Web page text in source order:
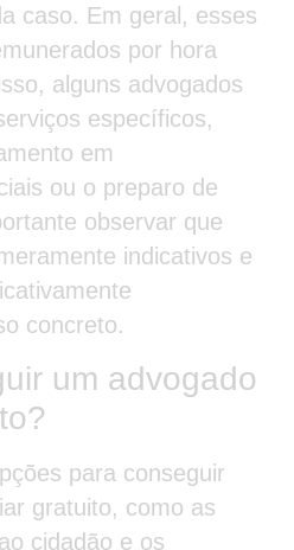
caso. Em geral, esses
por hora
alguns advogados
específicos,
em
ou o preparo de
observar que
indicativos e
concreto.
um advogado
para conseguir
gratuito, como as
cidadão e os